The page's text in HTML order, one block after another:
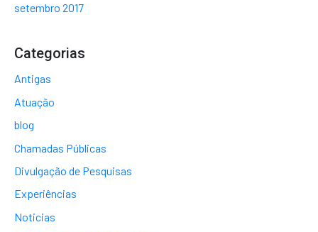
setembro 2017
Categorias
Antigas
Atuação
blog
Chamadas Públicas
Divulgação de Pesquisas
Experiências
Noticias